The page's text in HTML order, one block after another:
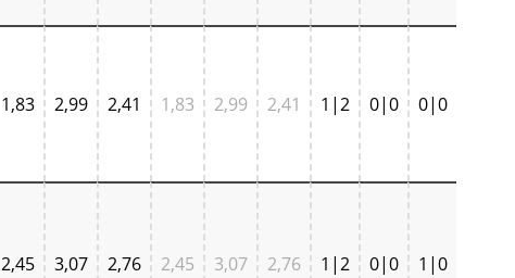
1,83 2,99 2,41 1,83 2,99 2,41 1|2 0|0 0|0
2,45 3,07 2,76 2,45 3,07 2,76 1|2 0|0 1|0